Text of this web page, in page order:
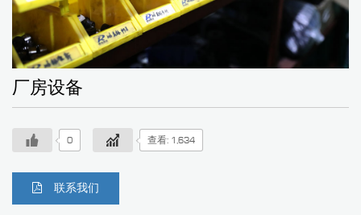
厂房设备
0 查看: 1,634
联系我们